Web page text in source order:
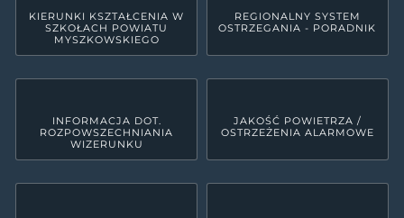
KIERUNKI KSZTAŁCENIA W
SZKOŁACH POWIATU
MYSZKOWSKIEGO
REGIONALNY SYSTEM
OSTRZEGANIA - PORADNIK
INFORMACJA DOT.
ROZPOWSZECHNIANIA
WIZERUNKU
JAKOŚĆ POWIETRZA /
OSTRZEŻENIA ALARMOWE